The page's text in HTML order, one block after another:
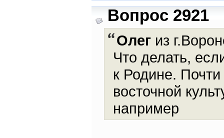
Вопрос 2921
Олегиз
Что делать,
к Родине.
восточной
например